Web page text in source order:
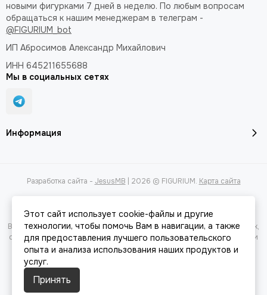
Информация
новыми фигурками 7 дней в неделю. По любым вопросам
обращаться к нашим менеджерам в телеграм -
@FIGURIUM_bot
ИП Абросимов Александр Михайлович
ИНН 645211655688
Мы в социальных сетях
Разработка сайта - JesusMB | 2026 © FIGURIUM. Карта сайта
Вся представленная на сайте информация, касающаяся характеристик,
стоимости товаров и услуг, носит информационный характер и ни при
каких условиях не является публичной офертой, определяемой
положениями Статьи 437(2) Гражданского кодекса РФ.
Этот сайт использует cookie-файлы и другие
технологии, чтобы помочь Вам в навигации, а также
для предоставления лучшего пользовательского
опыта и анализа использования наших продуктов и
услуг.
Принять